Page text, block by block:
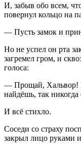
И, забыв обо всем,
повернул кольцо на
— Пусть замок и
Но не успел он рта
загремел гром, и
голоса:
— Прощай, Хальвор!
найдёшь, так
И всё стихло.
Соседи со страху
закрыл лицо руками и